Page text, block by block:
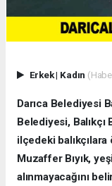
Erkek| Kadın
Darıca Belediyesi
Belediyesi, Balıkçı
ilçedeki
Muzaffer Bıyık,
alınmayacağını